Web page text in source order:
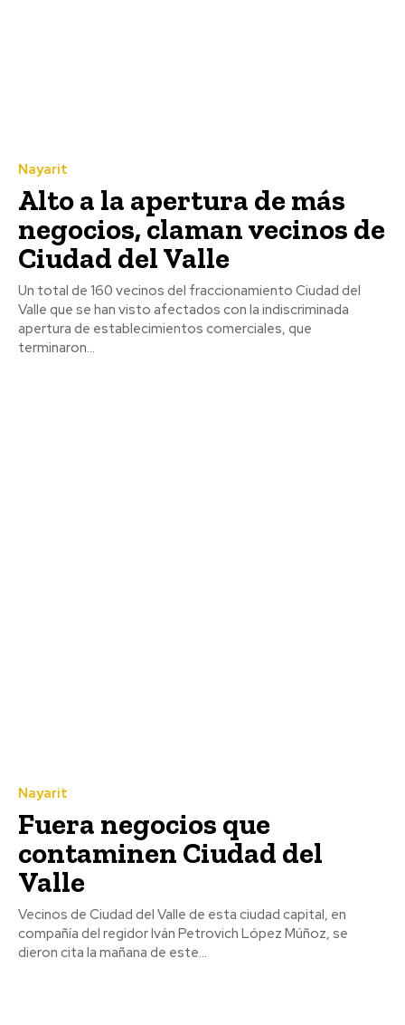
Nayarit
Alto a la apertura de más
negocios, claman vecinos de
Ciudad del Valle
Un total de 160 vecinos del fraccionamiento Ciudad del
Valle que se han visto afectados con la indiscriminada
apertura de establecimientos comerciales, que
terminaron...
Nayarit
Fuera negocios que
contaminen Ciudad del
Valle
Vecinos de Ciudad del Valle de esta ciudad capital, en
compañía del regidor Iván Petrovich López Múñoz, se
dieron cita la mañana de este...